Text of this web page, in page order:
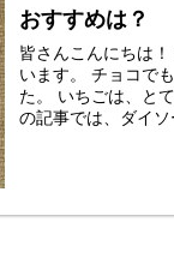
おすすめは？
皆さんこんにちは
います。 チョコで
た。 いちごは、と
の記事では、ダイ